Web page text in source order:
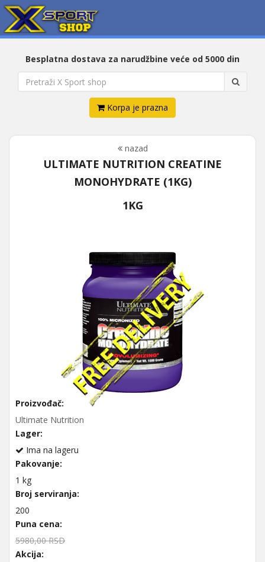
Besplatna dostava za narudžbine veće od 5000 din
Korpa je prazna
nazad
ULTIMATE NUTRITION CREATINE
MONOHYDRATE (1KG)
1KG
Proizvođač:
Ultimate Nutrition
Lager:
Ima na lageru
Pakovanje:
1 kg
Broj serviranja:
200
Puna cena:
5980,00 RSD
Akcija: